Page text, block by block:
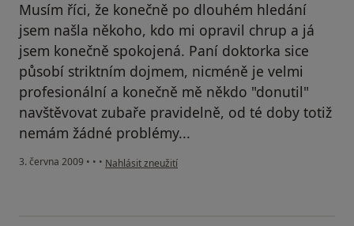
Musím říci, že konečně po dlouhém hledání
jsem našla někoho, kdo mi opravil chrup a já
jsem konečně spokojená. Paní doktorka sice
působí striktním dojmem, nicméně je velmi
profesionální a konečně mě někdo "donutil"
navštěvovat zubaře pravidelně, od té doby totiž
nemám žádné problémy...
3. června 2009 • • • podle názoru uživatele Zuzana
Nahlásit zneužití